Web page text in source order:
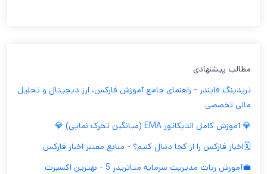
مطالب پیشنهادی
تریدینگ فایندر - راهنمای جامع آموزش فارکس، ارز دیجیتال و تحلیل
مالی تخصصی
💎 آموزش کامل اندیکاتور EMA (میانگین تحرک نمایی) 💎
🗓️اخبار فارکس را از کجا دنبال کنیم؟ - منابع معتبر اخبار فارکس
💼آموزش ربات مدیریت سرمایه متاتریدر 5 - بهترین اکسپرت